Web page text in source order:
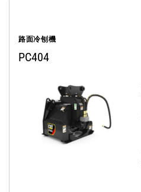
路面冷刨機
PC404